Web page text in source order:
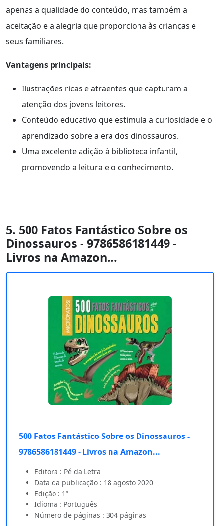
apenas a qualidade do conteúdo, mas também a
aceitação e a alegria que proporciona às crianças e
seus familiares.
Vantagens principais:
Ilustrações ricas e atraentes que capturam a
atenção dos jovens leitores.
Conteúdo educativo que estimula a curiosidade e o
aprendizado sobre a era dos dinossauros.
Uma excelente adição à biblioteca infantil,
promovendo a leitura e o conhecimento.
5. 500 Fatos Fantástico Sobre os
Dinossauros - 9786586181449 -
Livros na Amazon...
500 Fatos Fantástico Sobre os Dinossauros -
9786586181449 - Livros na Amazon...
Editora : Pé da Letra
Data da publicação : 18 agosto 2020
Edição : 1ª
Idioma : Português
Número de páginas : 304 páginas